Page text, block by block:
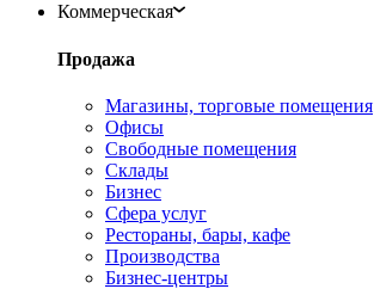
Коммерческая
Продажа
Магазины, торговые помещения
Офисы
Свободные помещения
Склады
Бизнес
Сфера услуг
Рестораны, бары, кафе
Производства
Бизнес-центры